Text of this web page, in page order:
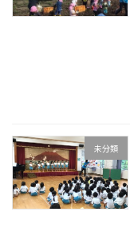
未分類